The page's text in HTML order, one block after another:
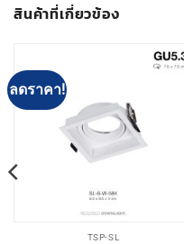
สินค้าที่เกี่ยวข้อง
ลดราคา!
TSP-SL